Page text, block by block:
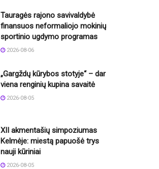
Tauragės rajono savivaldybė
finansuos neformaliojo mokinių
sportinio ugdymo programas
2026-08-06
„Gargždų kūrybos stotyje“ – dar
viena renginių kupina savaitė
2026-08-05
XII akmentašių simpoziumas
Kelmėje: miestą papuošė trys
nauji kūriniai
2026-08-05